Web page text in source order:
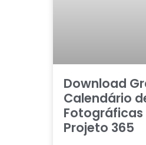
Download
Calendário
Fotográficas
Projeto 365